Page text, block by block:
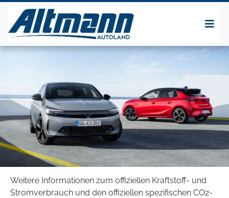
Weitere Informationen zum offiziellen Kraftstoff- und
Stromverbrauch und den offiziellen spezifischen CO2-